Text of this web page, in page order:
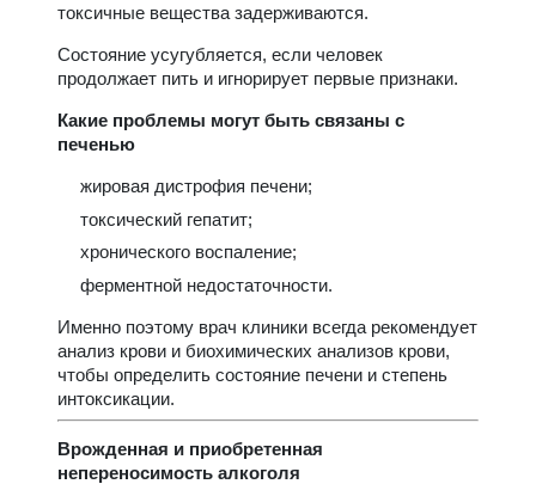
токсичные вещества задерживаются.
Состояние усугубляется, если человек
продолжает пить и игнорирует первые признаки.
Какие проблемы могут быть связаны с
печенью
жировая дистрофия печени;
токсический гепатит;
хронического воспаление;
ферментной недостаточности.
Именно поэтому врач клиники всегда рекомендует
анализ крови и биохимических анализов крови,
чтобы определить состояние печени и степень
интоксикации.
Врожденная и приобретенная
непереносимость алкоголя